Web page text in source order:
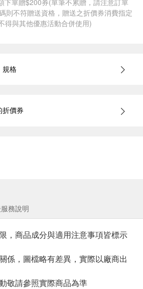
下單贈$200券(單筆不累贈，請注意訂單
則不符贈送資格，贈送之折價券消費指定
得與其他優惠活動合併使用)
規格
折價券
務說明
，商品成分與適用注意事項皆標示
係，圖檔略有差異，實際以廠商出
敬請參照實際商品為準